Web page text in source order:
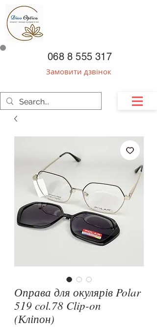
068 8 555 317
Замовити дзвінок
Оправа для окулярів Polar
519 col.78 Clip-on
(Кліпон)